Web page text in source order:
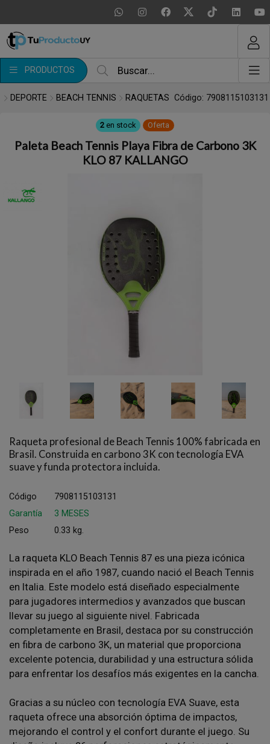
PRODUCTOS
MI COMPRA
DEPORTE BEACH TENNIS RAQUETAS Código: 7908115103131
2 en stock Oferta
Paleta Beach Tennis Playa Fibra de Carbono 3K
KLO 87 KALLANGO
Raqueta profesional de Beach Tennis 100% fabricada en
Brasil. Construida en carbono 3K con tecnología EVA
suave y funda protectora incluida.
Código
7908115103131
Garantía
3 MESES
Peso
0.33 kg.
La raqueta KLO Beach Tennis 87 es una pieza icónica
inspirada en el año 1987, cuando nació el Beach Tennis
en Italia. Este modelo está diseñado especialmente
para jugadores intermedios y avanzados que buscan
llevar su juego al siguiente nivel. Fabricada
completamente en Brasil, destaca por su construcción
en fibra de carbono 3K, un material que proporciona
excelente potencia, durabilidad y una estructura sólida
para enfrentar los desafíos más exigentes en la cancha.
Gracias a su núcleo con tecnología EVA Suave, esta
raqueta ofrece una absorción óptima de impactos,
mejorando el control y el confort durante el juego. Su